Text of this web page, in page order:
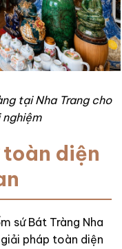
tại Nha Trang cho
diện
sứ Bát Tràng Nha
pháp toàn diện